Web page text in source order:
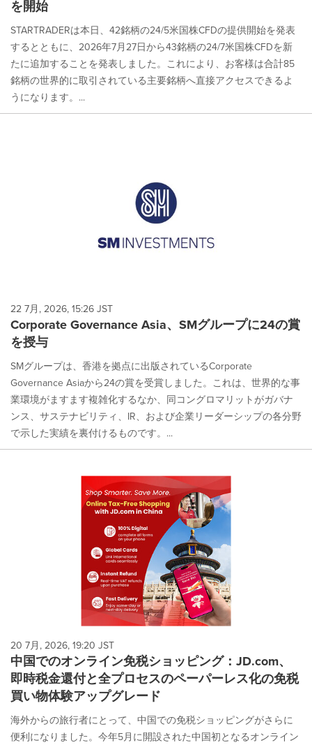
を開始
STARTRADERは本日、42銘柄の24/5米国株CFDの提供開始を発表
するとともに、2026年7月27日から43銘柄の24/7米国株CFDを新
たに追加することを発表しました。これにより、お客様は合計85
銘柄の世界的に取引されている主要銘柄へ直接アクセスできるよ
うになります。...
22 7月, 2026, 15:26 JST
Corporate Governance Asia、SMグループに24の賞
を授与
SMグループは、香港を拠点に出版されているCorporate
Governance Asiaから24の賞を受賞しました。これは、世界的な事
業環境がますます複雑化するなか、同コングロマリットがガバナ
ンス、サステナビリティ、IR、および企業リーダーシップの各分野
で示した実績を裏付けるものです。...
20 7月, 2026, 19:20 JST
中国でのオンライン免税ショッピング：JD.com、
即時税金還付と全プロセスのペーパーレス化の免税
買い物体験アップグレード
海外からの旅行者にとって、中国での免税ショッピングがさらに
便利になりました。今年5月に開設された中国初となるオンライン